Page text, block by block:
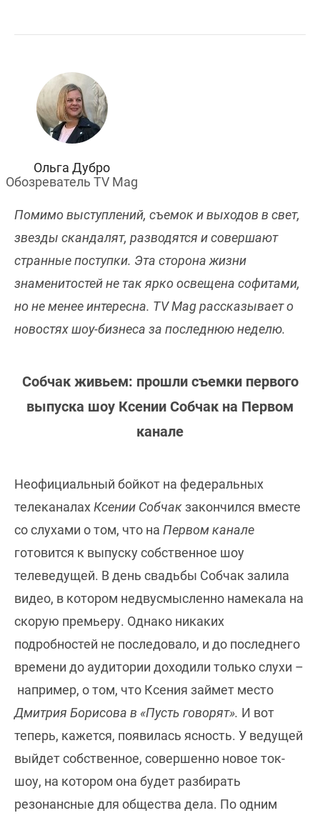
Ольга Дубро
Обозреватель TV Mag
Помимо выступлений, съемок и выходов в свет,
звезды скандалят, разводятся и совершают
странные поступки. Эта сторона жизни
знаменитостей не так ярко освещена софитами,
но не менее интересна. TV Mag рассказывает о
новостях шоу-бизнеса за последнюю неделю.
Собчак живьем: прошли съемки первого
выпуска шоу Ксении Собчак на Первом
канале
Неофициальный бойкот на федеральных
телеканалахКсении Собчакзакончился вместе
со слухами о том, что на Первом канале
готовится к выпуску собственное шоу
телеведущей. В день свадьбы Собчак залила
видео, в котором недвусмысленно намекала на
скорую премьеру. Однако никаких
подробностей не последовало, и до последнего
времени до аудитории доходили только слухи –
например, о том, что Ксения займет место
Дмитрия Борисова в «Пусть говорят». И вот
теперь, кажется, появилась ясность. У ведущей
выйдет собственное, совершенно новое ток-
шоу, на котором она будет разбирать
резонансные для общества дела. По одним